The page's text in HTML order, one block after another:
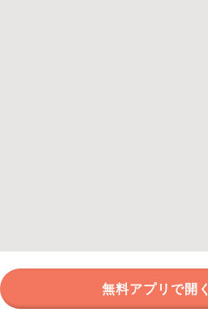
無料アプリで開く